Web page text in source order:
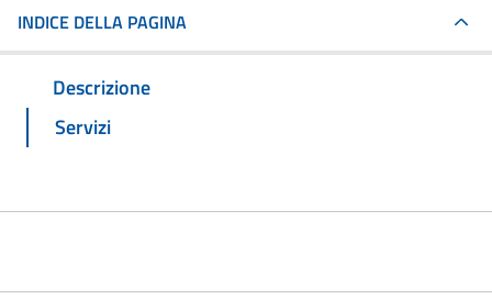
INDICE DELLA PAGINA
Descrizione
Servizi